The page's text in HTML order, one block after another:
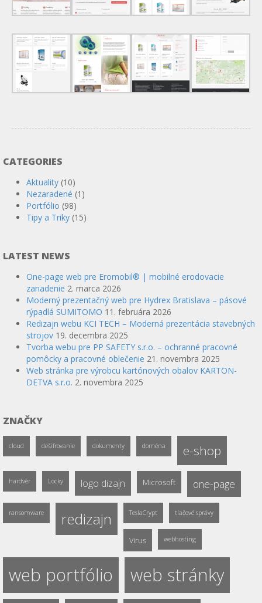
CATEGORIES
Aktuality (10)
Nezaradené (1)
Portfólio (98)
Tipy a Triky (15)
LATEST NEWS
One-page web pre Eromobil® | mobilné erodovacie
zariadenie 2. marca 2026
Moderný prezentačný web pre Hydrex Bratislava – pásové
rýpadlá SUMITOMO 11. februára 2026
Redizajn webu KCI TECH – Moderná prezentácia stavebných
strojov 19. decembra 2025
Tvorba webu pre PP SAFETY s.r.o. – ochranné pracovné
pomôcky a pracovné oblečenie 21. novembra 2025
Web stránka pre výrobcu kartónových obalov KARTON-
DETVA s.r.o. 2. novembra 2025
ZNAČKY
cloud dešifrovanie dokumenty doména e-shop
hardvér Locky logo dizajn Microsoft one-page
ransomware redizajn TeslaCrypt tlačové správy
Virus webhosting
web portfólio web stránky